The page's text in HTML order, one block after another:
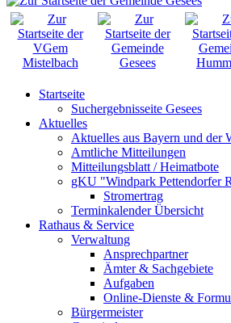
Startseite
Suchergebnisseite Gesees
Aktuelles
Aktuelles aus Bayern und der
Amtliche Mitteilungen
Mitteilungsblatt / Heimatbote
gKU "Windpark Pettendorfer
Stromertrag
Terminkalender Übersicht
Rathaus & Service
Verwaltung
Ansprechpartner
Ämter & Sachgebiete
Aufgaben
Online-Dienste &
Bürgermeister